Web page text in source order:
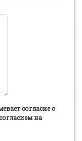
согласие с
на